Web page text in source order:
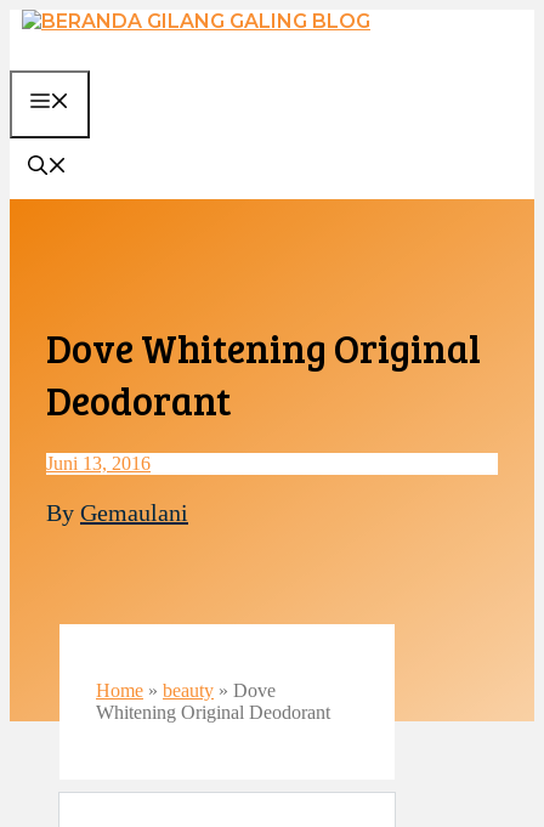
Langsung
Dove Whitening Original
Deodorant
Juni 13, 2016
By Gemaulani
Home » beauty » Dove
Whitening Original Deodorant